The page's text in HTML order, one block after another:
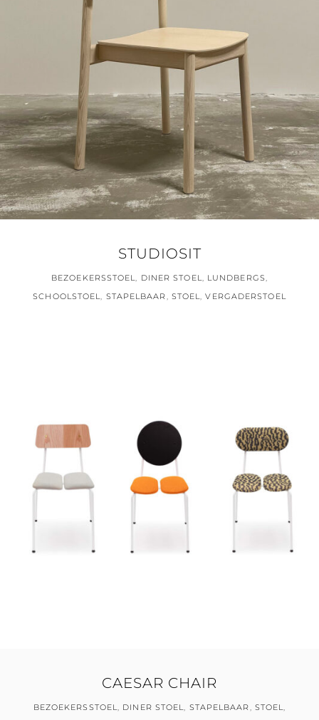
STUDIOSIT
BEZOEKERSSTOEL, DINER STOEL, LUNDBERGS,
SCHOOLSTOEL, STAPELBAAR, STOEL,VERGADERSTOEL
CAESAR CHAIR
BEZOEKERSSTOEL, DINER STOEL, STAPELBAAR, STOEL,